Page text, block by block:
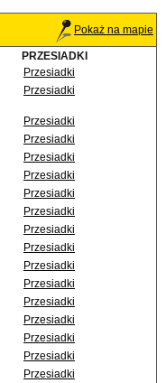
Pokaż na mapie
PRZESIADKI
Przesiadki
Przesiadki
Przesiadki
Przesiadki
Przesiadki
Przesiadki
Przesiadki
Przesiadki
Przesiadki
Przesiadki
Przesiadki
Przesiadki
Przesiadki
Przesiadki
Przesiadki
Przesiadki
Przesiadki